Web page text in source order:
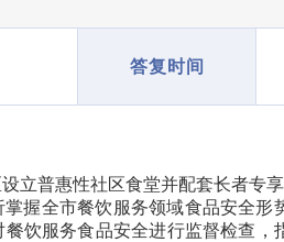
答复时间
立普惠性社区食堂并配套长者专
握全市餐饮服务领域食品安全形
饮服务食品安全进行监督检查